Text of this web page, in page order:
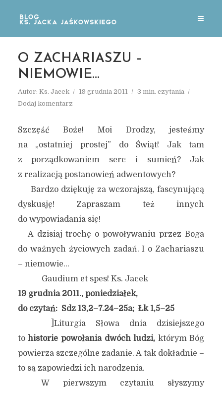
O ZACHARIASZU –
NIEMOWIE…
Autor: Ks. Jacek 19 grudnia 2011
3 min. czytania
Dodaj komentarz
Szczęść Boże! Moi Drodzy, jesteśmy
na „ostatniej prostej” do Świąt! Jak tam
z porządkowaniem serc i sumień? Jak
z realizacją postanowień adwentowych?
Bardzo dziękuję za wczorajszą, fascynującą
dyskusję! Zapraszam też innych
do wypowiadania się!
A dzisiaj trochę o powoływaniu przez Boga
do ważnych życiowych zadań. I o Zachariaszu
– niemowie…
Gaudium et spes! Ks. Jacek
19 grudnia 2011., poniedziałek,
do czytań: Sdz 13,2–7.24–25a; Łk 1,5–25
]Liturgia Słowa dnia dzisiejszego
tohistorie powołania dwóch ludzi, którym Bóg
powierza szczególne zadanie. A tak dokładnie –
to są zapowiedzi ich narodzenia.
W pierwszym czytaniu słyszymy